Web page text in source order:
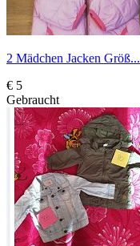
2 Mädchen Jacken Größ...
€ 5
Gebraucht